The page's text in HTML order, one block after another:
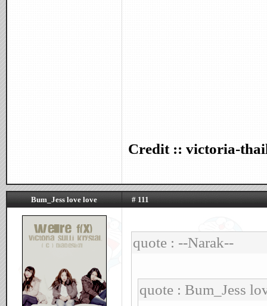
Credit :: victoria-
Bum_Jess love love # 111
quote : --Narak--
quote : Bum_Jess